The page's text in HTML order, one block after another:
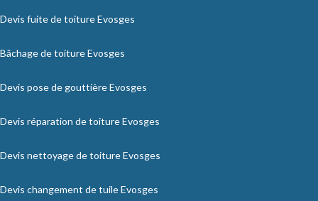
Devis fuite de toiture Evosges
Bâchage de toiture Evosges
Devis pose de gouttière Evosges
Devis réparation de toiture Evosges
Devis nettoyage de toiture Evosges
Devis changement de tuile Evosges